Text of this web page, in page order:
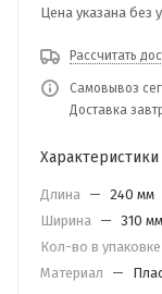
Цена указана без
Рассчитать
Самовывоз
Доставка
Характеристики
Длина — 240 мм
Ширина — 310 мм
Кол-во в упаковке
Материал
—